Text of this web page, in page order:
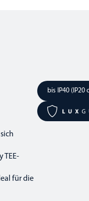
TEE-
für die
bis IP40